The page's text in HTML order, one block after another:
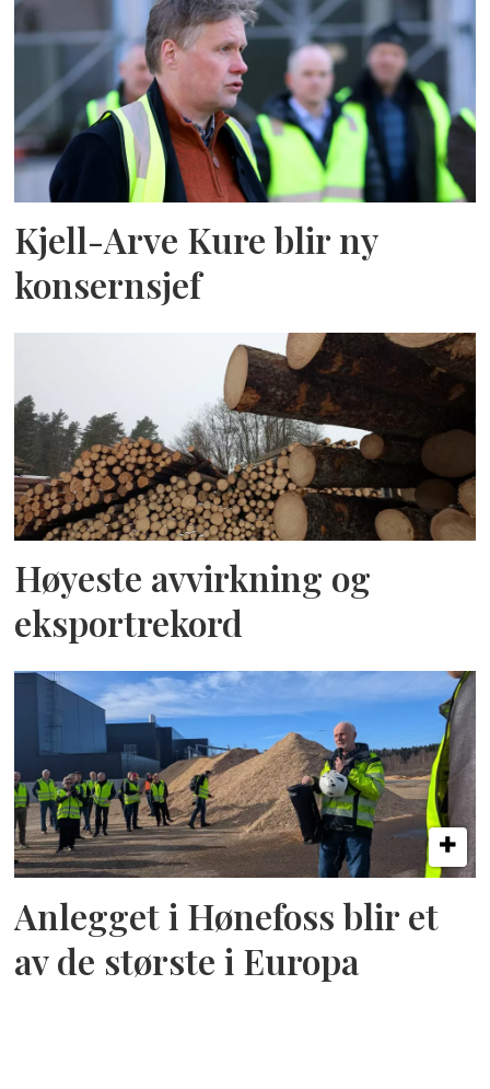
Kjell-Arve Kure blir ny
konsernsjef
Høyeste avvirkning og
eksportrekord
Anlegget i Hønefoss blir et
av de største i Europa